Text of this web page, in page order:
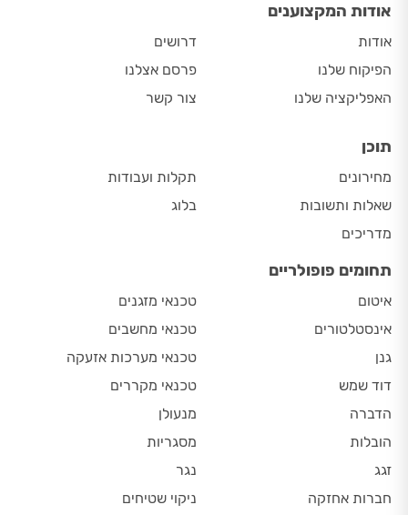
אודות המקצוענים
אודות
הפיקוח שלנו
האפליקציה שלנו
דרושים
פרסם אצלנו
צור קשר
תוכן
מחירונים
שאלות ותשובות
מדריכים
תקלות ועבודות
בלוג
תחומים פופולריים
איטום
אינסטלטורים
גנן
דוד שמש
הדברה
הובלות
זגג
חברות אחזקה
טכנאי מזגנים
טכנאי מחשבים
טכנאי מערכות אזעקה
טכנאי מקררים
מנעולן
מסגריות
נגר
ניקוי שטיחים